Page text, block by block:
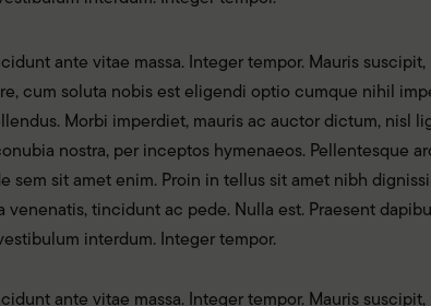
ante vitae massa. Integer tempor. Mauris
cum soluta nobis est eligendi optio cumque nihil
Morbi imperdiet, mauris ac auctor dictum, nisl
nostra, per inceptos hymenaeos. Pellentesque
sit amet enim. Proin in tellus sit amet nibh
tincidunt ac pede. Nulla est. Praesent
interdum. Integer tempor.
ante vitae massa. Integer tempor. Mauris